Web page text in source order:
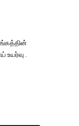
உயர்வு .